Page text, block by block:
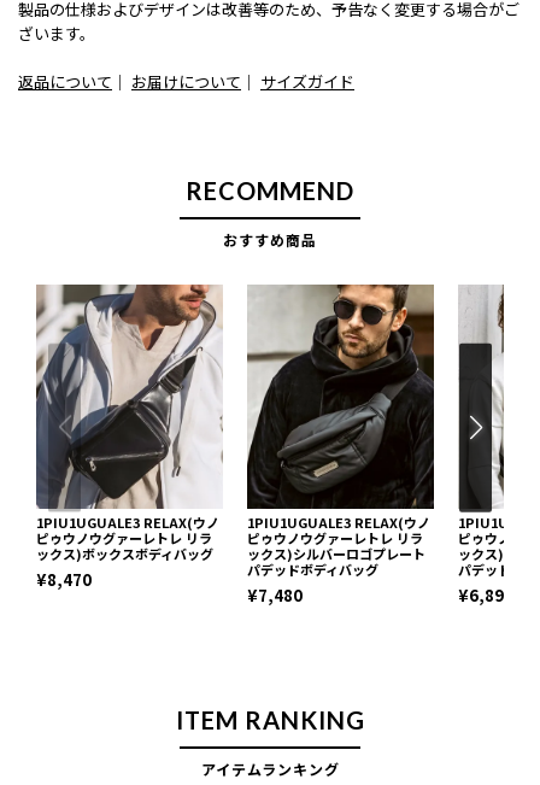
製品の仕様およびデザインは改善等のため、予告なく変更する場合がご
ざいます。
返品について ｜ お届けについて ｜ サイズガイド
RECOMMEND
おすすめ商品
1PIU1UGUALE3 RELAX(ウノ
ピゥウノウグァーレトレ リラ
ックス)ボックスボディバッグ
¥8,470
1PIU1UGUALE3 RELAX(ウノ
ピゥウノウグァーレトレ リラ
ックス)シルバーロゴプレート
パデッドボディバッグ
¥7,480
ピゥウノウ
ックス)シル
パデッドミ
¥6,890
ITEM RANKING
アイテムランキング